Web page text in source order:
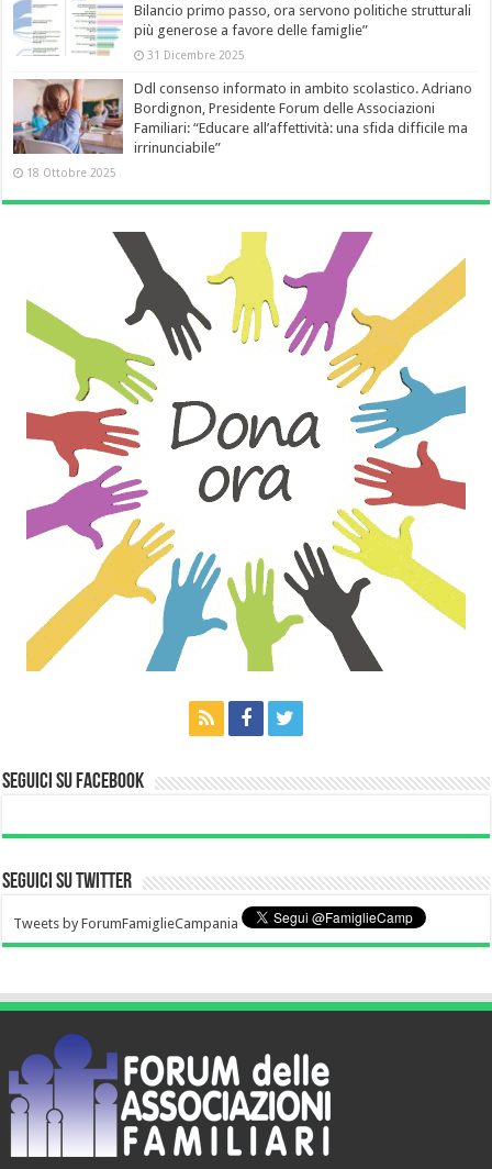
Bilancio primo passo, ora servono politiche strutturali
più generose a favore delle famiglie”
31 Dicembre 2025
Ddl consenso informato in ambito scolastico. Adriano
Bordignon, Presidente Forum delle Associazioni
Familiari: “Educare all’affettività: una sfida difficile ma
irrinunciabile”
18 Ottobre 2025
Seguici su Facebook
Seguici su Twitter
Tweets by ForumFamiglieCampania